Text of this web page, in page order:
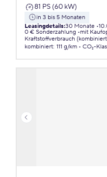
81 PS (60 kW)
in 3 bis 5 Monaten
Leasingdetails:30 Monate
0 € Sonderzahlung
mit
Kraftstoffverbrauch
kombiniert: 111 g/km CO₂-